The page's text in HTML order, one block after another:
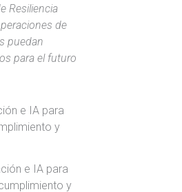
Resiliencia
de
puedan
para el futuro
e IA para
y